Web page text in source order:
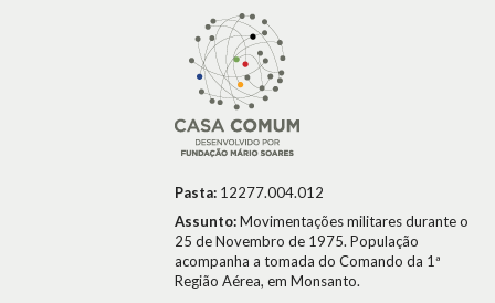
Pasta: 12277.004.012
Assunto:Movimentações militares durante o
25 de Novembro de 1975. População
acompanha a tomada do Comando da 1ª
Região Aérea, em Monsanto.